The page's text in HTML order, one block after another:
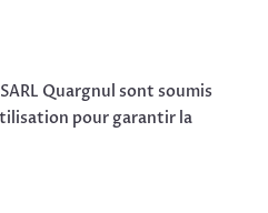
Quargnul sont soumis
pour garantir la